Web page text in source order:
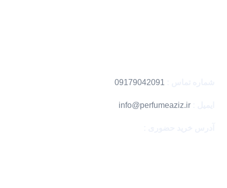
09179042091
info@perfumeaziz.ir